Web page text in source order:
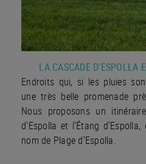
LA CASCADE D'ESPOLLA
Endroits qui, si les pluies
une très belle promenade
Nous proposons un
d'Espolla et l'Étang
nom de Plage d'Espolla.